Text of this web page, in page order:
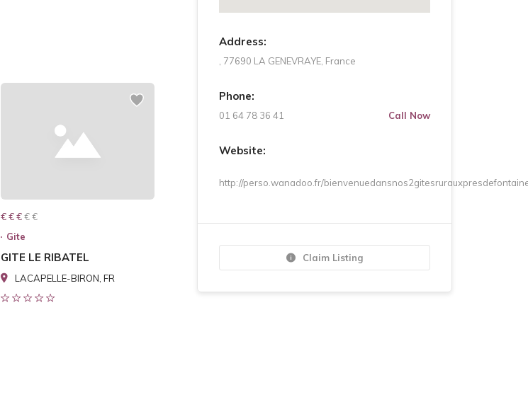
€ € € € €
€ € €
Gite
GITE LE RIBATEL
LACAPELLE-BIRON, FR
Address:
, 77690 LA GENEVRAYE, France
Phone:
01 64 78 36 41 Call Now
Website:
http://perso.wanadoo.fr/
Claim Listing